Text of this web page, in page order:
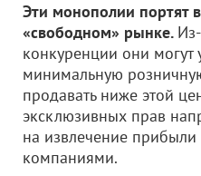
Эти монополии портят
«свободном» рынке.
конкуренции они могут
минимальную
продавать ниже этой
эксклюзивных прав
на извлечение
компаниями.